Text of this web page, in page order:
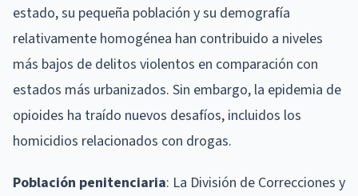
estado, su pequeña población y su demografía
relativamente homogénea han contribuido a niveles
más bajos de delitos violentos en comparación con
estados más urbanizados. Sin embargo, la epidemia de
opioides ha traído nuevos desafíos, incluidos los
homicidios relacionados con drogas.
Población penitenciaria: La División de Correcciones y